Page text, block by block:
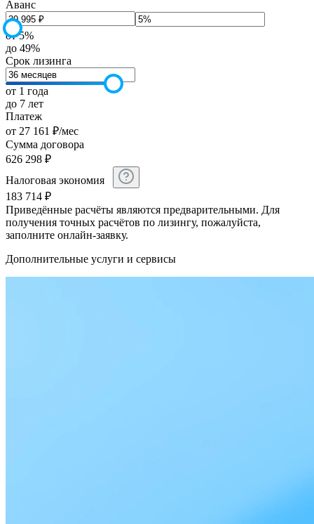
Аванс
от 5%
до 49%
Срок лизинга
от 1 года
до 7 лет
Платеж
от 27 161 ₽/мес
Сумма договора
626 298 ₽
Налоговая экономия
183 714 ₽
Приведённые расчёты являются предварительными. Для
получения точных расчётов по лизингу, пожалуйста,
заполните онлайн-заявку.
Дополнительные услуги и сервисы